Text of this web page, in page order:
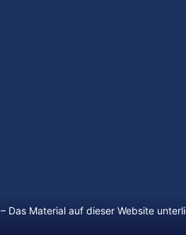
– Das Material auf dieser Website